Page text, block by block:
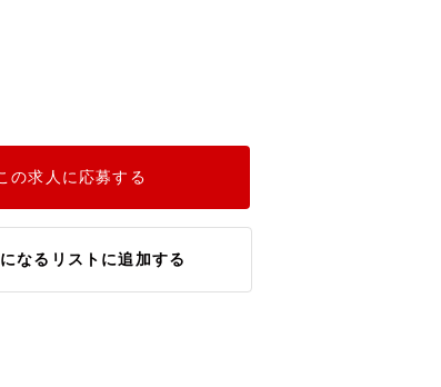
の求人に応募する
なるリストに追加する